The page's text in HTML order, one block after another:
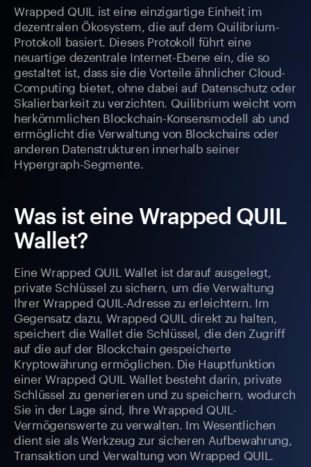
Wrapped QUIL ist eine einzigartige Einheit im
dezentralen Ökosystem, die auf dem Quilibrium-
Protokoll basiert. Dieses Protokoll führt eine
neuartige dezentrale Internet-Ebene ein, die so
gestaltet ist, dass sie die Vorteile ähnlicher Cloud-
Computing bietet, ohne dabei auf Datenschutz oder
Skalierbarkeit zu verzichten. Quilibrium weicht vom
herkömmlichen Blockchain-Konsensmodell ab und
ermöglicht die Verwaltung von Blockchains oder
anderen Datenstrukturen innerhalb seiner
Hypergraph-Segmente.
Was ist eine Wrapped QUIL
Wallet?
Eine Wrapped QUIL Wallet ist darauf ausgelegt,
private Schlüssel zu sichern, um die Verwaltung
Ihrer Wrapped QUIL-Adresse zu erleichtern. Im
Gegensatz dazu, Wrapped QUIL direkt zu halten,
speichert die Wallet die Schlüssel, die den Zugriff
auf die auf der Blockchain gespeicherte
Kryptowährung ermöglichen. Die Hauptfunktion
einer Wrapped QUIL Wallet besteht darin, private
Schlüssel zu generieren und zu speichern, wodurch
Sie in der Lage sind, Ihre Wrapped QUIL-
Vermögenswerte zu verwalten. Im Wesentlichen
dient sie als Werkzeug zur sicheren Aufbewahrung,
Transaktion und Verwaltung von Wrapped QUIL.